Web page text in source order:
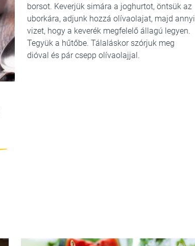
borsot. Keverjük simára a joghurtot, öntsük az
uborkára, adjunk hozzá olívaolajat, majd annyi
vizet, hogy a keverék megfelelő állagú legyen.
Tegyük a hűtőbe. Tálaláskor szórjuk meg
dióval és pár csepp olívaolajjal.